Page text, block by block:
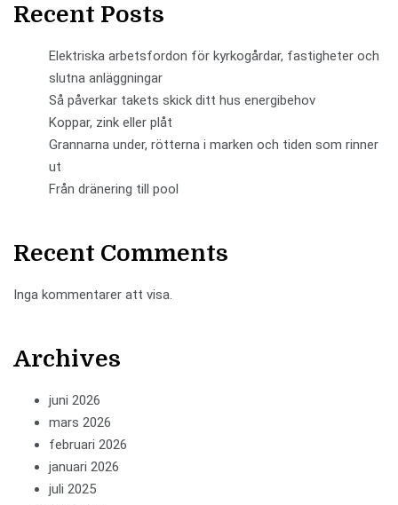
Recent Posts
Elektriska arbetsfordon för kyrkogårdar, fastigheter och
slutna anläggningar
Så påverkar takets skick ditt hus energibehov
Koppar, zink eller plåt
Grannarna under, rötterna i marken och tiden som rinner
ut
Från dränering till pool
Recent Comments
Inga kommentarer att visa.
Archives
juni 2026
mars 2026
februari 2026
januari 2026
juli 2025